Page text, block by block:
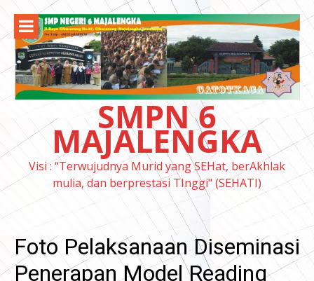
konten
SMPN 6
MAJALENGKA
Visi : “Terwujudnya Murid yang SEHat, berAkhlak
mulia, dan berprestasi TInggi" (SEHATI)
Foto Pelaksanaan Diseminasi
Penerapan Model Reading